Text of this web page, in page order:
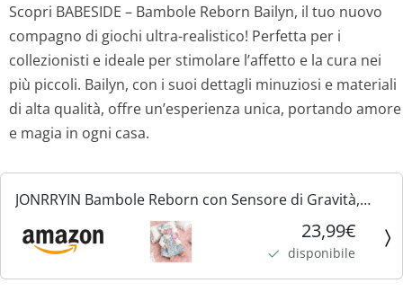
Scopri BABESIDE – Bambole Reborn Bailyn, il tuo nuovo
compagno di giochi ultra-realistico! Perfetta per i
collezionisti e ideale per stimolare l’affetto e la cura nei
più piccoli. Bailyn, con i suoi dettagli minuziosi e materiali
di alta qualità, offre un’esperienza unica, portando amore
e magia in ogni casa.
JONRRYIN Bambole Reborn con Sensore di Gravità,
43cm Bambole Reborn Interattive per Bambine, che
Respirano, Piangono e Ridono, Ideali dai 3 Anni in su
23,99€
disponibile